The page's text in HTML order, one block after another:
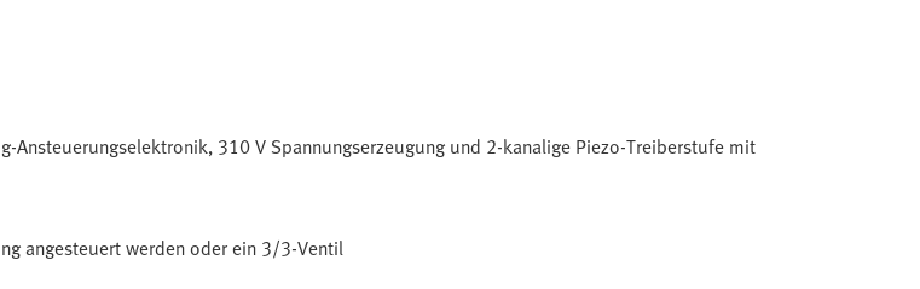
Ansteuerungselektronik, 310 V Spannungserzeugung und 2-kanalige Piezo-Treiberstufe mit
angesteuert werden oder ein 3/3-Ventil